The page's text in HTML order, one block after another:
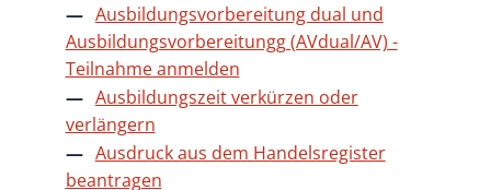
Ausbildungsvorbereitung dual und
Ausbildungsvorbereitungg (AVdual/AV) -
Teilnahme anmelden
Ausbildungszeit verkürzen oder
verlängern
Ausdruck aus dem Handelsregister
beantragen